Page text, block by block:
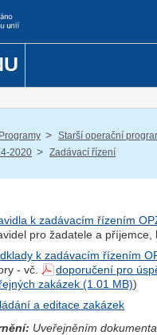
Programy / Starší operační
2020 / Zadávací řízení
k zadávacím řízením
pro žadatele a příjemce
k zadávacím řízením
- vč.
doporučení pro
zakázek
)
a editace zakázek
Uveřejněním